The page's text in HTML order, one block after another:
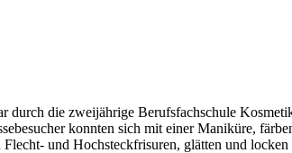
die zweijährige Berufsfachschule
konnten sich mit einer Maniküre,
und Hochsteckfrisuren, glätten und locken